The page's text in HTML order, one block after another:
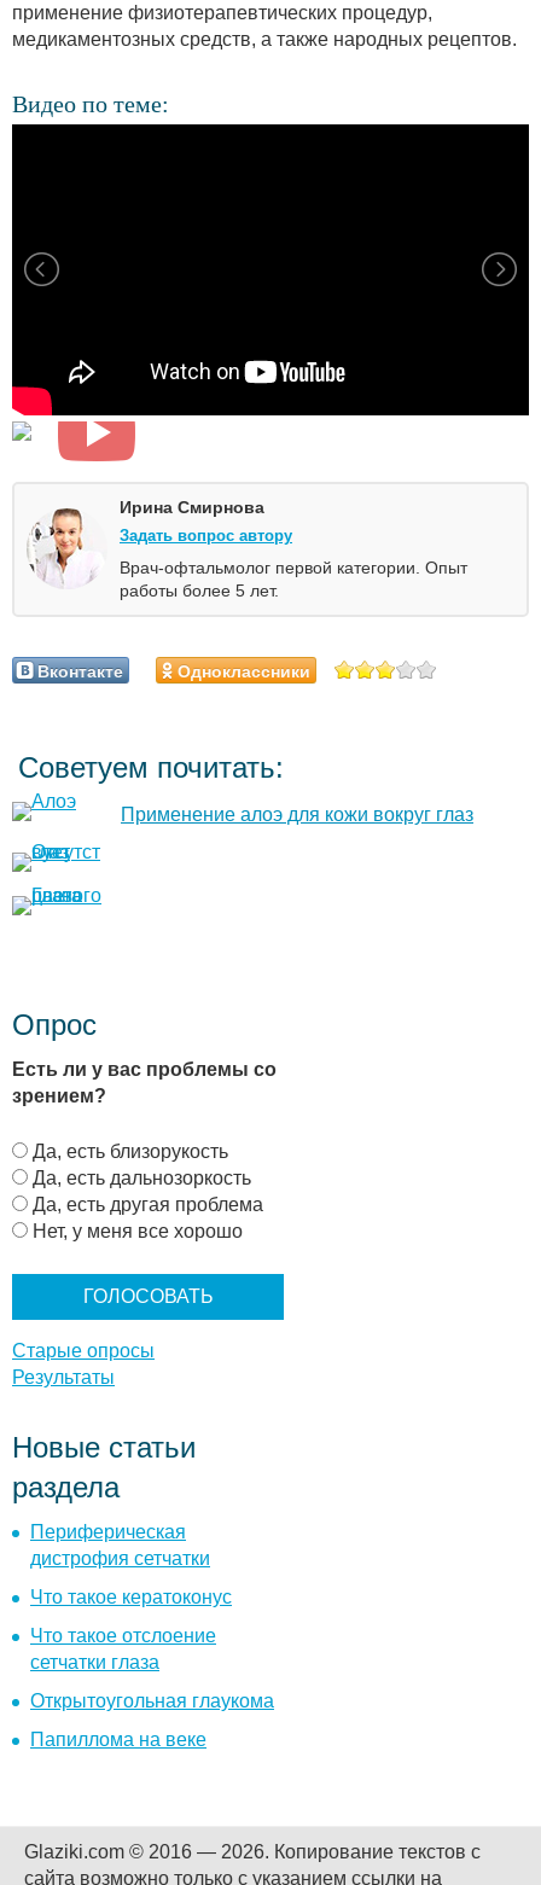
применение физиотерапевтических процедур,
медикаментозных средств, а также народных рецептов.
Видео по теме:
Ирина Смирнова
Задать вопрос автору
Врач-офтальмолог первой категории. Опыт
работы более 5 лет.
Вконтакте Одноклассники
Советуем почитать:
Применение алоэ для кожи вокруг глаз
Опрос
Есть ли у вас проблемы со
зрением?
В
а
р
и
Да, есть близорукость
Да, есть дальнозоркость
Да, есть другая проблема
Нет, у меня все хорошо
Старые опросы
Результаты
Новые статьи
раздела
Периферическая
дистрофия сетчатки
Что такое кератоконус
Что такое отслоение
сетчатки глаза
Открытоугольная глаукома
Папиллома на веке
Glaziki.com © 2016 — 2026. Копирование текстов с
сайта возможно только с указанием ссылки на